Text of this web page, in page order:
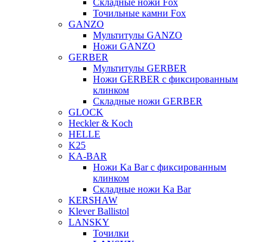
Складные ножи Fox
Точильные камни Fox
GANZO
Мультитулы GANZO
Ножи GANZO
GERBER
Мультитулы GERBER
Ножи GERBER с фиксированным
клинком
Складные ножи GERBER
GLOCK
Heckler & Koch
HELLE
K25
KA-BAR
Ножи Ka Bar c фиксированным
клинком
Складные ножи Ka Bar
KERSHAW
Klever Ballistol
LANSKY
Точилки